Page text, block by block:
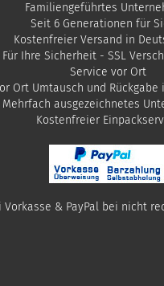
Familiengeführtes
Seit 6 Generationen für
Kostenfreier Versand in
Für Ihre Sicherheit - SSL
Service vor Ort
Ort Umtausch und Rückgabe
Mehrfach ausgezeichnetes
​Kostenfreier
Vorkasse & PayPal bei nicht